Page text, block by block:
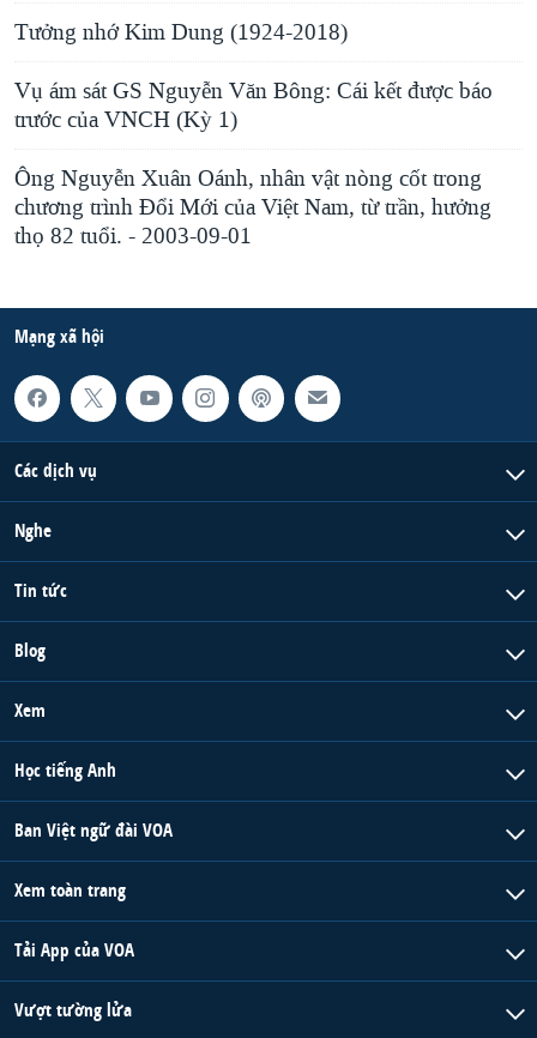
Tưởng nhớ Kim Dung (1924-2018)
Vụ ám sát GS Nguyễn Văn Bông: Cái kết được báo
trước của VNCH (Kỳ 1)
Ông Nguyễn Xuân Oánh, nhân vật nòng cốt trong
chương trình Đổi Mới của Việt Nam, từ trần, hưởng
thọ 82 tuổi. - 2003-09-01
Mạng xã hội
Các dịch vụ
Nghe
Tin tức
Blog
Xem
Học tiếng Anh
Ban Việt ngữ đài VOA
Xem toàn trang
Tải App của VOA
Vượt tường lửa